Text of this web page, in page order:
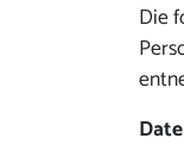
Die